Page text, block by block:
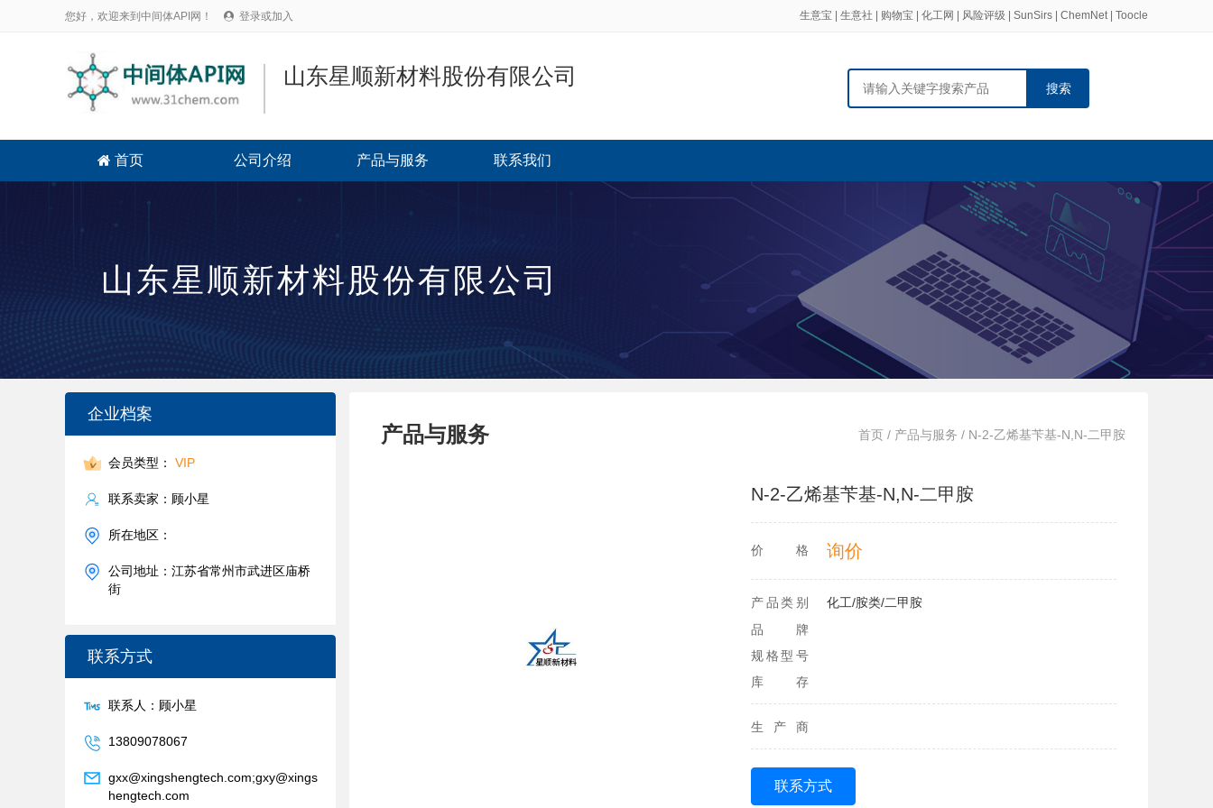
您好，欢迎来到中间体API网！  登录或加入 生意宝 生意社 购物宝 化工网 风险评级 SunSirs ChemNet| Toocle
山东星顺新材料股份有限公司 搜索
 首页 公司介绍 产品与服务 联系我们
山东星顺新材料股份有限公司
企业档案
会员类型： VIP
联系卖家：顾小星
所在地区：
公司地址：江苏省常州市武进区庙桥
街
联系方式
联系人：顾小星
13809078067
gxx@xingshengtech.com;gxy@xings
hengtech.com
首页 / 产品与服务 / N-2-乙烯基苄基-N,N-二甲胺
产品与服务
N-2-乙烯基苄基-N,N-二甲胺
价格 询价
产品类别
化工/胺类/二甲胺
品牌
规格型号
库存
生产商
联系方式